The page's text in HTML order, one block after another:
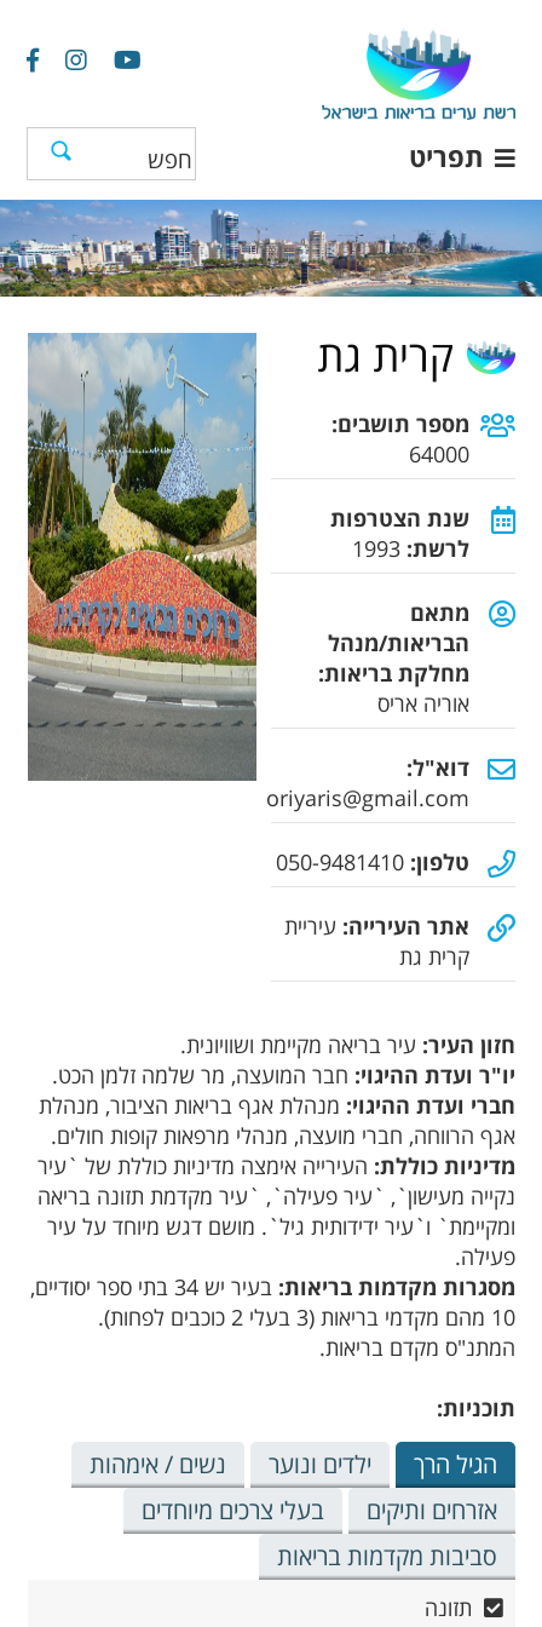
תפריט
קרית גת
מספר תושבים:
64000
שנת הצטרפות
לרשת: 1993
מתאם
הבריאות/מנהל
מחלקת בריאות:
אוריה אריס
דוא"ל:
oriyaris@gmail.com
טלפון: 050-9481410
אתר העירייה: עיריית
קרית גת
חזון העיר: עיר בריאה מקיימת ושוויונית.
יו"ר ועדת ההיגוי: חבר המועצה, מר שלמה זלמן הכט.
חברי ועדת ההיגוי: מנהלת אגף בריאות הציבור, מנהלת
אגף הרווחה, חברי מועצה, מנהלי מרפאות קופות חולים.
מדיניות כוללת: העירייה אימצה מדיניות כוללת של `עיר
נקייה מעישון`, `עיר פעילה`, `עיר מקדמת תזונה בריאה
ומקיימת` ו`עיר ידידותית גיל`. מושם דגש מיוחד על עיר
פעילה.
מסגרות מקדמות בריאות:
בעיר יש 34 בתי ספר יסודיים,
10 מהם מקדמי בריאות (3 בעלי 2 כוכבים לפחות).
המתנ"ס מקדם בריאות.
תוכניות:
הגיל הרך ילדים ונוער
נשים / אימהות
אזרחים ותיקים
בעלי צרכים מיוחדים
סביבות מקדמות בריאות
תזונה